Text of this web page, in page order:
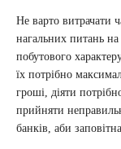
Не варто витрачати
нагальних питань
побутового
їх потрібно
гроші, діяти
прийняти
банків, аби